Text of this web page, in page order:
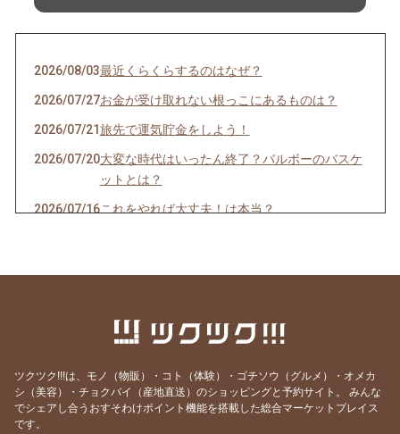
2026/08/03最近くらくらするのはなぜ？
2026/07/27お金が受け取れない根っこにあるものは？
2026/07/21旅先で運気貯金をしよう！
2026/07/20大変な時代はいったん終了？バルボーのバスケ
ットとは？
2026/07/16これをやれば大丈夫！は本当？
夏至の日に、一緒に祈りませんか
んか？
2026/05/08読者様からの質問にお答えします｜5月1日前後
ツクツク!!!は、モノ（物販）・コト（体験）・ゴチソウ（グルメ）・オメカ
シ（美容）・チョクバイ（産地直送）のショッピングと予約サイト。
みんな
でシェアし合うおすそわけポイント機能を搭載した総合マーケットプレイス
です。